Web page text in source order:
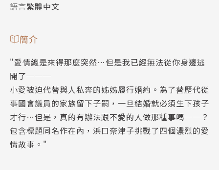
語言繁體中文
簡介
"愛情總是來得那麼突然…但是我已經無法從你身邊逃
開了───
小愛被迫代替與人私奔的姊姊履行婚約。為了替歷代從
事國會議員的家族留下子嗣，一旦結婚就必須生下孩子
才行…但是，真的有辦法跟不愛的人做那種事嗎──？
包含標題同名作在內，浜口奈津子挑戰了四個濃烈的愛
情故事。"